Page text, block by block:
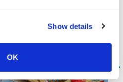
Show details
OK